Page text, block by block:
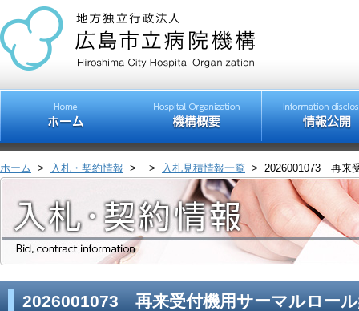
ホーム > 入札・契約情報 > > 入札見積情報一覧 > 2026001073 再来
2026001073 再来受付機用サーマルロー